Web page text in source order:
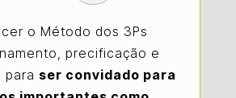
o Método dos 3Ps
precificação e
para ser convidado para